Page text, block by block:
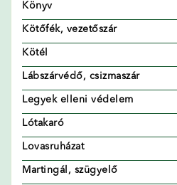
Könyv
Kötőfék, vezetőszár
Kötél
Lábszárvédő, csizmaszár
Legyek elleni védelem
Lótakaró
Lovasruházat
Martingál, szügyelő